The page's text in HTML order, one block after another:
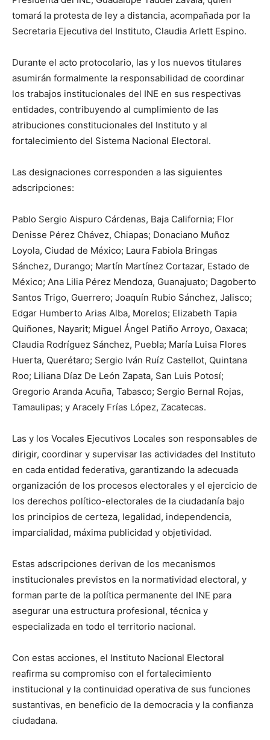
tomará la protesta de ley a distancia, acompañada por la
Secretaria Ejecutiva del Instituto, Claudia Arlett Espino.
Durante el acto protocolario, las y los nuevos titulares
asumirán formalmente la responsabilidad de coordinar
los trabajos institucionales del INE en sus respectivas
entidades, contribuyendo al cumplimiento de las
atribuciones constitucionales del Instituto y al
fortalecimiento del Sistema Nacional Electoral.
Las designaciones corresponden a las siguientes
adscripciones:
Pablo Sergio Aispuro Cárdenas, Baja California; Flor
Denisse Pérez Chávez, Chiapas; Donaciano Muñoz
Loyola, Ciudad de México; Laura Fabiola Bringas
Sánchez, Durango; Martín Martínez Cortazar, Estado de
México; Ana Lilia Pérez Mendoza, Guanajuato; Dagoberto
Santos Trigo, Guerrero; Joaquín Rubio Sánchez, Jalisco;
Edgar Humberto Arias Alba, Morelos; Elizabeth Tapia
Quiñones, Nayarit; Miguel Ángel Patiño Arroyo, Oaxaca;
Claudia Rodríguez Sánchez, Puebla; María Luisa Flores
Huerta, Querétaro; Sergio Iván Ruíz Castellot, Quintana
Roo; Liliana Díaz De León Zapata, San Luis Potosí;
Gregorio Aranda Acuña, Tabasco; Sergio Bernal Rojas,
Tamaulipas; y Aracely Frías López, Zacatecas.
Las y los Vocales Ejecutivos Locales son responsables de
dirigir, coordinar y supervisar las actividades del Instituto
en cada entidad federativa, garantizando la adecuada
organización de los procesos electorales y el ejercicio de
los derechos político-electorales de la ciudadanía bajo
los principios de certeza, legalidad, independencia,
imparcialidad, máxima publicidad y objetividad.
Estas adscripciones derivan de los mecanismos
institucionales previstos en la normatividad electoral, y
forman parte de la política permanente del INE para
asegurar una estructura profesional, técnica y
especializada en todo el territorio nacional.
Con estas acciones, el Instituto Nacional Electoral
reafirma su compromiso con el fortalecimiento
institucional y la continuidad operativa de sus funciones
sustantivas, en beneficio de la democracia y la confianza
ciudadana.